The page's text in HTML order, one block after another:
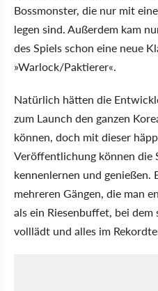
Bossmonster, die nur mit
legen sind. Außerdem kam
des Spiels schon eine neue
»Warlock/Paktierer«.
Natürlich hätten die
zum Launch den ganzen
können, doch mit dieser
Veröffentlichung können die
kennenlernen und genießen.
mehreren Gängen, die man
als ein Riesenbuffet, bei
volllädt und alles im